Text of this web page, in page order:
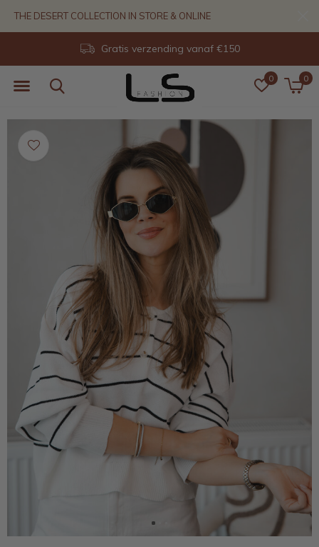
0 0
Gratis verzending vanaf €150
THE DESERT COLLECTION IN STORE & ONLINE